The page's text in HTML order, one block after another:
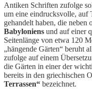
Antiken Schriften zufolge
um eine eindrucksvolle, auf
gehandelt haben, die neben
Babyloniens und auf einer
Seitenlänge von etwa 120
„hängende Gärten“ beruht
zufolge auf einem
die Gärten in einer der
bereits in den griechischen
Terrassen“ bezeichnet.